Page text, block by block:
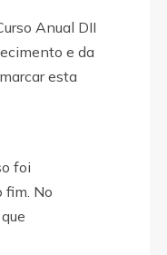
Anual DII
e da
esta
foi
fim. No